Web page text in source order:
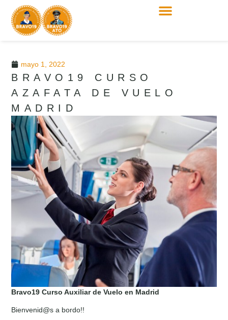
mayo 1, 2022
BRAVO19 CURSO
AZAFATA DE VUELO
MADRID
Bravo19 Curso Auxiliar de Vuelo en Madrid
Bienvenid@s a bordo!!